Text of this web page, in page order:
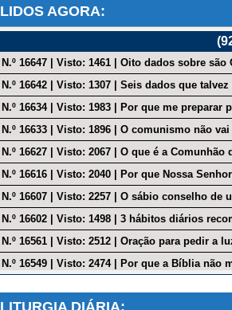
Momento de Meditação
Oração do Dia
Reflexão do Dia
Salmo do Dia
São José
Terço Online
Vela Virtual
LIDOS AGORA:
(
N.º 16647 | Visto: 1461 | Oito dados sobre
N.º 16642 | Visto: 1307 | Seis dados que
N.º 16634 | Visto: 1983 | Por que me preparar
N.º 16633 | Visto: 1896 | O comunismo não
N.º 16627 | Visto: 2067 | O que é a Comunhão
N.º 16616 | Visto: 2040 | Por que Nossa
N.º 16607 | Visto: 2257 | O sábio conselho de
N.º 16602 | Visto: 1498 | 3 hábitos diários
N.º 16561 | Visto: 2512 | Oração para pedir a
N.º 16549 | Visto: 2474 | Por que a Bíblia não
LITURGIA DIÁRIA: